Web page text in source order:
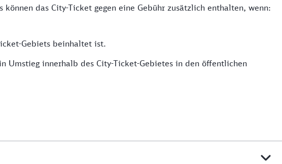
das City-Ticket gegen eine Gebühr zusätzlich enthalten, wenn:
Gebiets beinhaltet ist.
Umstieg innerhalb des City-Ticket-Gebietes in den öffentlichen